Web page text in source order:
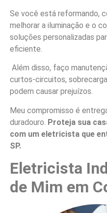
Se você está reformando,
melhorar a iluminação e o
soluções personalizadas
eficiente.
Além disso, faço
curtos-circuitos,
podem causar prejuízos.
Meu compromisso é
duradouro. Proteja sua
com um eletricista que
SP.
Eletricista
de Mim em